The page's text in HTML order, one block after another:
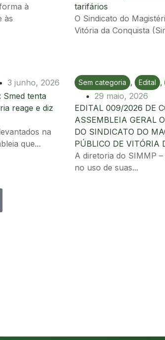
à
às
tarifários
O Sindicato do
Vitória da Conquista
3 junho, 2026
Smed tenta
reage e diz
na
que...
Sem categoria , Edital ,
29 maio, 2026
EDITAL 009/2026 DE
ASSEMBLEIA GERAL
DO SINDICATO DO
PÚBLICO DE VITÓRIA
A diretoria do SIMMP –
no uso de suas...